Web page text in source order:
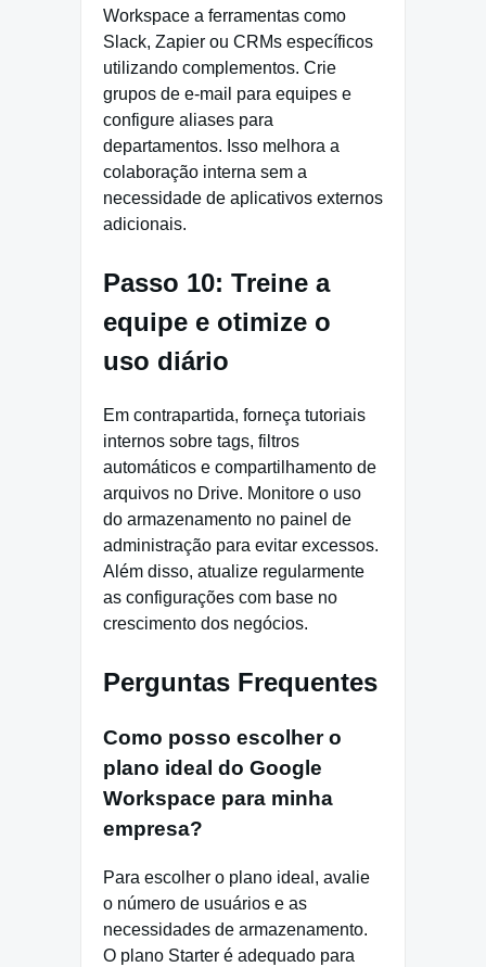
Workspace a ferramentas como
Slack, Zapier ou CRMs específicos
utilizando complementos. Crie
grupos de e-mail para equipes e
configure aliases para
departamentos. Isso melhora a
colaboração interna sem a
necessidade de aplicativos externos
adicionais.
Passo 10: Treine a
equipe e otimize o
uso diário
Em contrapartida, forneça tutoriais
internos sobre tags, filtros
automáticos e compartilhamento de
arquivos no Drive. Monitore o uso
do armazenamento no painel de
administração para evitar excessos.
Além disso, atualize regularmente
as configurações com base no
crescimento dos negócios.
Perguntas Frequentes
Como posso escolher o
plano ideal do Google
Workspace para minha
empresa?
Para escolher o plano ideal, avalie
o número de usuários e as
necessidades de armazenamento.
O plano Starter é adequado para